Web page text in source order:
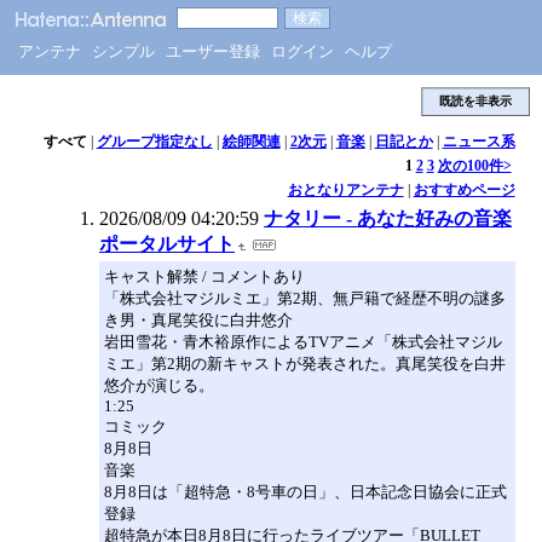
アンテナ シンプル ユーザー登録 ログイン ヘルプ
既読を非表示
すべて | グループ指定なし | 絵師関連| 2次元| 音楽| 日記とか| ニュース系
1 2 3 次の100件>
おとなりアンテナ| おすすめページ
2026/08/09 04:20:59 ナタリー - あなた好みの音楽
ポータルサイト
キャスト解禁 / コメントあり
「株式会社マジルミエ」第2期、無戸籍で経歴不明の謎多
き男・真尾笑役に白井悠介
岩田雪花・青木裕原作によるTVアニメ「株式会社マジル
ミエ」第2期の新キャストが発表された。真尾笑役を白井
悠介が演じる。
1:25
コミック
8月8日
音楽
8月8日は「超特急・8号車の日」、日本記念日協会に正式
登録
超特急が本日8月8日に行ったライブツアー「BULLET